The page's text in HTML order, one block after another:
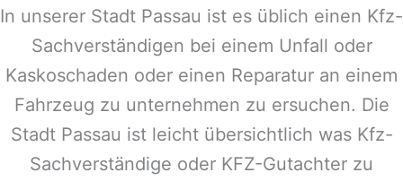
In unserer Stadt Passau ist es üblich einen Kfz-
Sachverständigen bei einem Unfall oder
Kaskoschaden oder einen Reparatur an einem
Fahrzeug zu unternehmen zu ersuchen. Die
Stadt Passau ist leicht übersichtlich was Kfz-
Sachverständige oder KFZ-Gutachter zu